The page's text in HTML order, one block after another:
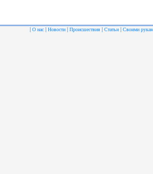
| О нас | Новости | Происшествия | Статьи | Своими